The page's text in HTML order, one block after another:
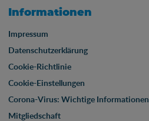
Informationen
Impressum
Datenschutzerklärung
Cookie-Richtlinie
Cookie-Einstellungen
Corona-Virus: Wichtige Informationen
Mitgliedschaft